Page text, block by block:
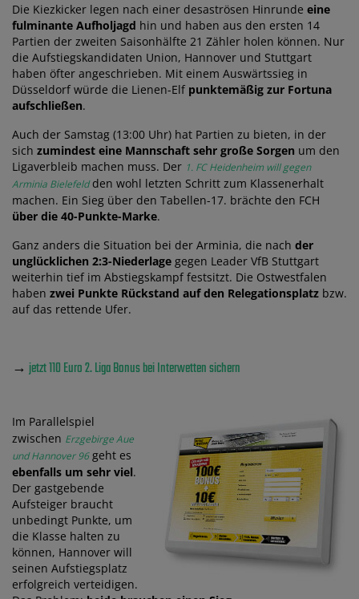
Die Kiezkicker legen nach einer desaströsen Hinrunde eine
fulminante Aufholjagd hin und haben aus den ersten 14
Partien der zweiten Saisonhälfte 21 Zähler holen können. Nur
die Aufstiegskandidaten Union, Hannover und Stuttgart
haben öfter angeschrieben. Mit einem Auswärtssieg in
Düsseldorf würde die Lienen-Elf punktemäßig zur Fortuna
aufschließen.
Auch der Samstag (13:00 Uhr) hat Partien zu bieten, in der
sich zumindest eine Mannschaft sehr große Sorgen um den
Ligaverbleib machen muss. Der 1. FC Heidenheim will gegen
Arminia Bielefeldden wohl letzten Schritt zum Klassenerhalt
machen. Ein Sieg über den Tabellen-17. brächte den FCH
über die 40-Punkte-Marke.
Ganz anders die Situation bei der Arminia, die nach der
unglücklichen 2:3-Niederlage gegen Leader VfB Stuttgart
weiterhin tief im Abstiegskampf festsitzt. Die Ostwestfalen
haben zwei Punkte Rückstand auf den Relegationsplatz bzw.
auf das rettende Ufer.
→ jetzt 110 Euro 2. Liga Bonus bei Interwetten sichern
Im Parallelspiel
zwischen Erzgebirge Aue
und Hannover 96geht es
ebenfalls um sehr viel.
Der gastgebende
Aufsteiger braucht
unbedingt Punkte, um
die Klasse halten zu
können, Hannover will
seinen Aufstiegsplatz
erfolgreich verteidigen.